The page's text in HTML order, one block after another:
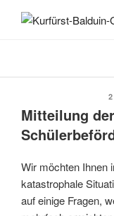
Inhalt
Mitteilung
Wir möchten Ihnen
katastrophale
auf einige Fragen,